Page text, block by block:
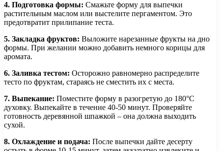
4. Подготовка формы: Смажьте форму для выпечки
растительным маслом или выстелите пергаментом. Это
предотвратит прилипание теста.
5. Закладка фруктов: Выложите нарезанные фрукты на дно
формы. При желании можно добавить немного корицы для
аромата.
6. Заливка тестом: Осторожно равномерно распределите
тесто по фруктам, стараясь не сместить их с места.
7. Выпекание: Поместите форму в разогретую до 180°C
духовку. Выпекайте в течение 40-50 минут. Проверяйте
готовность деревянной шпажкой – она должна выходить
сухой.
8. Охлаждение и подача: После выпечки дайте десерту